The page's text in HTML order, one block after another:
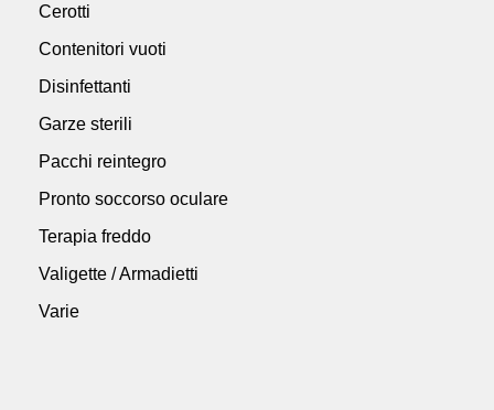
Cerotti
Contenitori vuoti
Disinfettanti
Garze sterili
Pacchi reintegro
Pronto soccorso oculare
Terapia freddo
Valigette / Armadietti
Varie